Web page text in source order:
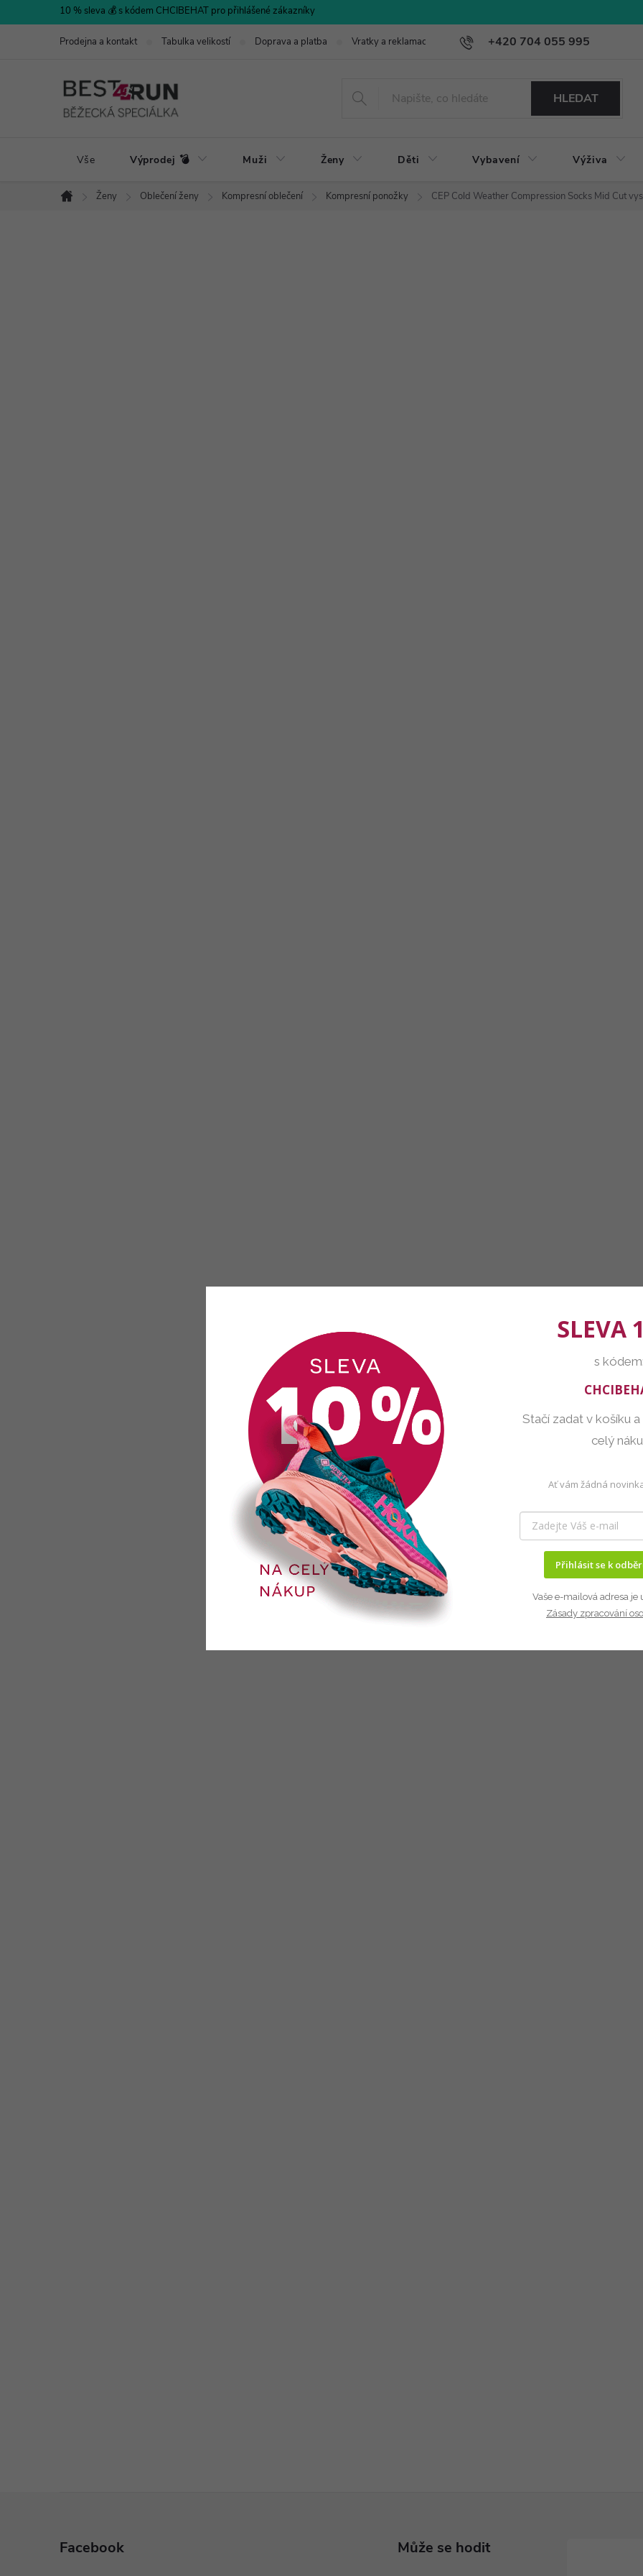
na
10 % sleva 💰 s kódem CHCIBEHAT pro přihlášené zákazníky
+420 704 055 995
Prodejna a kontakt Tabulka velikostí Doprava a platba Vratky a reklamace
HLEDAT
Vše Výprodej 💣 Muži Ženy Děti Vybavení Výživa
Domů
Ženy Oblečení ženy Kompresní oblečení Kompresní ponožky CEP Cold Weather Compression Socks Mid Cut
Facebook Může se hodit
SLEVA
s kódem:
Stačí zadat v košíku
celý
Ať vám žádná
Přihlásit se k
Vaše e-mailová adresa je
Zásady zpracování